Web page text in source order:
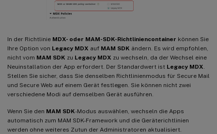
In der Richtlinie MDX- oder MAM-SDK-Richtliniencontainer können Sie
Ihre Option von Legacy MDX auf MAM SDK ändern. Es wird empfohlen,
nicht vom MAM SDK zu Legacy MDX zu wechseln, da der Wechsel eine
Neuinstallation der App erfordert. Der Standardwert ist Legacy MDX.
Stellen Sie sicher, dass Sie denselben Richtlinienmodus für Secure Mail
und Secure Web auf einem Gerät festlegen. Sie können nicht zwei
verschiedene Modi auf demselben Gerät ausführen.
Wenn Sie den MAM SDK-Modus auswählen, wechseln die Apps
automatisch zum MAM SDK-Framework und die Geräterichtlinien
werden ohne weiteres Zutun der Administratoren aktualisiert.